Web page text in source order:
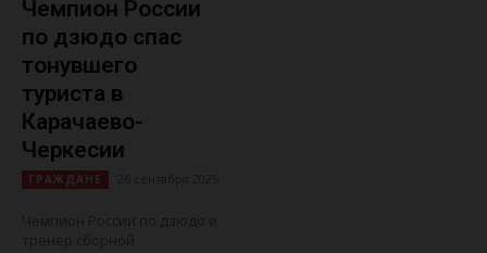
Чемпион России
по дзюдо спас
тонувшего
туриста в
Карачаево-
Черкесии
ГРАЖДАНЕ